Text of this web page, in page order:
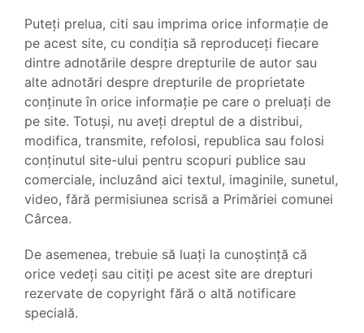
Puteți prelua, citi sau imprima orice informație de
pe acest site, cu condiția să reproduceți fiecare
dintre adnotările despre drepturile de autor sau
alte adnotări despre drepturile de proprietate
conținute în orice informație pe care o preluați de
pe site. Totuși, nu aveți dreptul de a distribui,
modifica, transmite, refolosi, republica sau folosi
conținutul site-ului pentru scopuri publice sau
comerciale, incluzând aici textul, imaginile, sunetul,
video, fără permisiunea scrisă a Primăriei comunei
Cârcea.
De asemenea, trebuie să luați la cunoștință că
orice vedeți sau citiți pe acest site are drepturi
rezervate de copyright fără o altă notificare
specială.